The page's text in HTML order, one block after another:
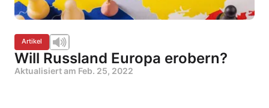
Artikel
Will Russland Europa erobern?
Aktualisiert am Feb. 25, 2022